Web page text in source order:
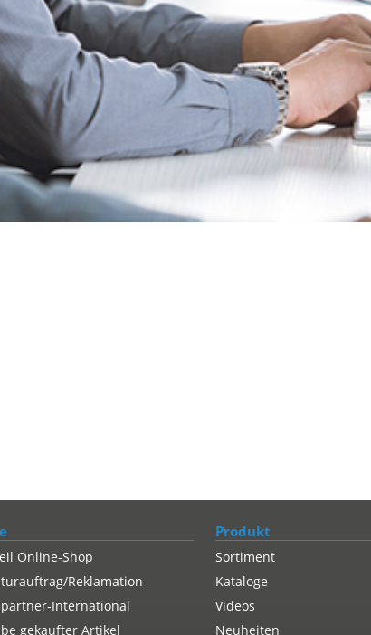
Online-Shop
Reklamation
International
gekaufter Artikel
Produkt
Sortiment
Kataloge
Videos
Neuheiten